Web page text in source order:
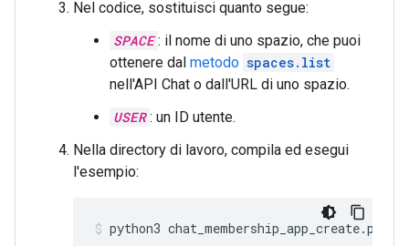
Nel codice, sostituisci quanto segue:
SPACE : il nome di uno spazio, che puoi
ottenere dal metodo spaces.list
nell'API Chat o dall'URL di uno spazio.
USER : un ID utente.
Nella directory di lavoro, compila ed esegui
l'esempio:
python3 chat_membership_app_create.py